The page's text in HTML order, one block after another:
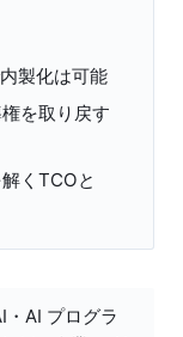
製化は可能
を取り戻す
くTCOと
AI プログラ